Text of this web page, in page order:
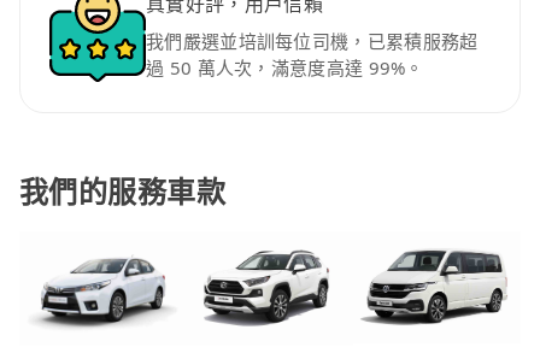
我們嚴選並培訓每位司機，已累積服務超
過 50 萬人次，滿意度高達 99%。
我們的服務車款